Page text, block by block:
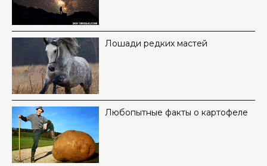
Лошади редких мастей
Любопытные факты о картофеле